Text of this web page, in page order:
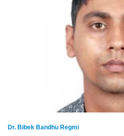
Dr. Bibek Bandhu Regmi